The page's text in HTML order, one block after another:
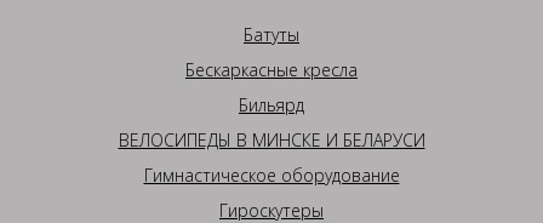
Батуты
Бескаркасные кресла
Бильярд
ВЕЛОСИПЕДЫ В МИНСКЕ И БЕЛАРУСИ
Гимнастическое оборудование
Гироскутеры